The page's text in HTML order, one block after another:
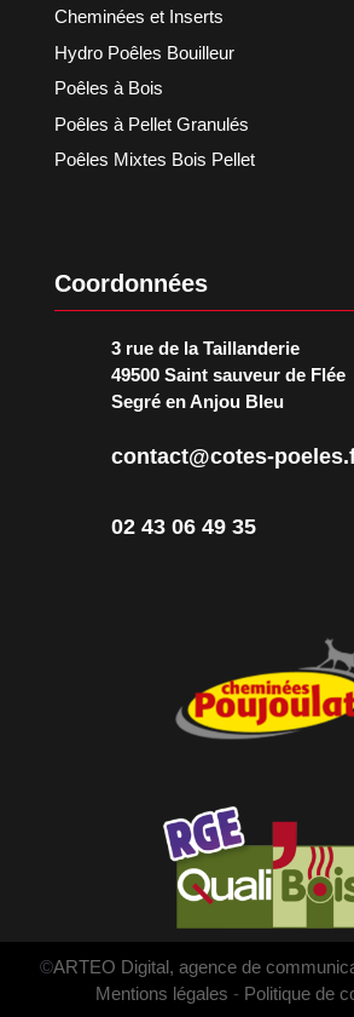
Cheminées et Inserts
Hydro Poêles Bouilleur
Poêles à Bois
Poêles à Pellet Granulés
Poêles Mixtes Bois Pellet
Coordonnées
3 rue de la Taillanderie
49500 Saint sauveur de Flée
Segré en Anjou Bleu
contact@cotes-
02 43 06 49 35
©ARTEO Digital, agence de
Mentions légales - Politique de